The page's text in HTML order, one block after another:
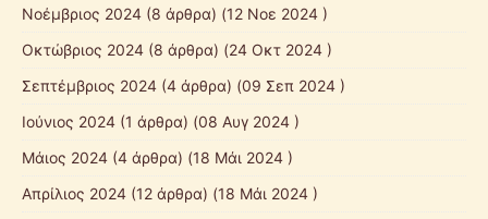
Νοέμβριος 2024 (8 άρθρα) (12 Νοε 2024 )
Οκτώβριος 2024 (8 άρθρα) (24 Οκτ 2024 )
Σεπτέμβριος 2024 (4 άρθρα) (09 Σεπ 2024 )
Ιούνιος 2024 (1 άρθρα) (08 Αυγ 2024 )
Μάιος 2024 (4 άρθρα) (18 Μάι 2024 )
Απρίλιος 2024 (12 άρθρα) (18 Μάι 2024 )